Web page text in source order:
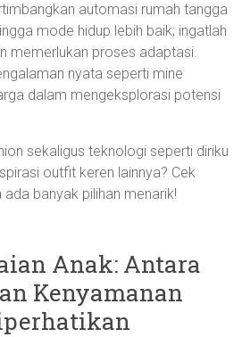
automasi rumah tangga
mode hidup lebih baik; ingatlah
memerlukan proses adaptasi.
nyata seperti mine
dalam mengeksplorasi potensi
sekaligus teknologi seperti diriku
outfit keren lainnya? Cek
ada banyak pilihan menarik!
Anak: Antara
Kenyamanan